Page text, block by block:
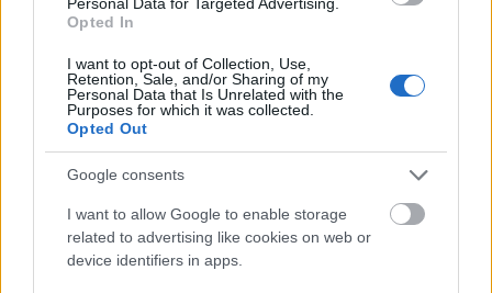
Opted In
I want to opt-out of Collection, Use,
Retention, Sale, and/or Sharing of my
Personal Data that Is Unrelated with the
Purposes for which it was collected.
Opted Out
Google consents
I want to allow Google to enable storage
related to advertising like cookies on web or
device identifiers in apps.
Kontakt